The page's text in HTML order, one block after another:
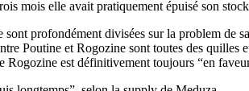
mois elle avait pratiquement épuisé son
sont profondément divisées sur la problem de
Poutine et Rogozine sont toutes des
Rogozine est définitivement toujours “en